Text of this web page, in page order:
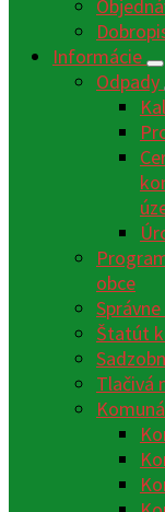
Informácie
Odpady
obce
Štatút
Tlačivá